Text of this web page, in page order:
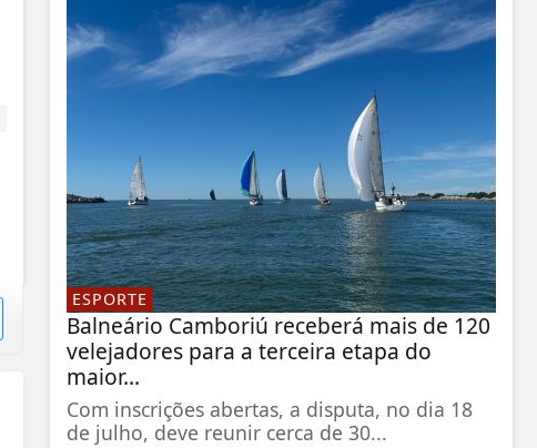
ESPORTE
Balneário Camboriú receberá mais de 120
velejadores para a terceira etapa do
maior...
Com inscrições abertas, a disputa, no dia 18
de julho, deve reunir cerca de 30...